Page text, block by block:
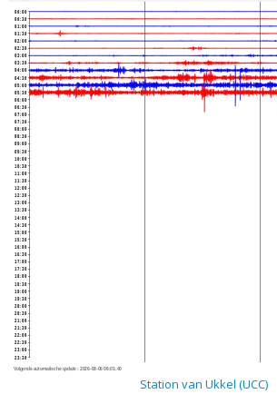
00:00
00:30
01:00
01:30
02:00
02:30
03:00
03:30
04:00
04:30
05:00
05:30
06:00
06:30
07:00
07:30
08:00
08:30
09:00
09:30
10:00
10:30
11:00
11:30
12:00
12:30
13:00
13:30
14:00
14:30
15:00
15:30
16:00
16:30
17:00
17:30
18:00
18:30
19:00
19:30
20:00
20:30
21:00
21:30
22:00
22:30
23:00
23:30
Volgende automatische update : 2026-08-06 06:01:40
Station van Ukkel (UCC)